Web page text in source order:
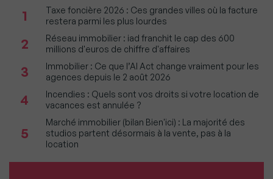
1
Taxe foncière 2026 : Ces grandes villes où la facture
restera parmi les plus lourdes
2
Réseau immobilier : iad franchit le cap des 600
millions d'euros de chiffre d'affaires
3
Immobilier : Ce que l’AI Act change vraiment pour les
agences depuis le 2 août 2026
4
Incendies : Quels sont vos droits si votre location de
vacances est annulée ?
5
Marché immobilier (bilan Bien'ici) : La majorité des
studios partent désormais à la vente, pas à la
location